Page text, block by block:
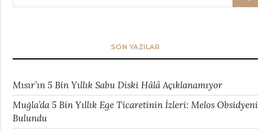
SON YAZILAR
Mısır’ın 5 Bin Yıllık Sabu Diski Hâlâ Açıklanamıyor
Muğla’da 5 Bin Yıllık Ege Ticaretinin İzleri: Melos Obsidyeni
Bulundu